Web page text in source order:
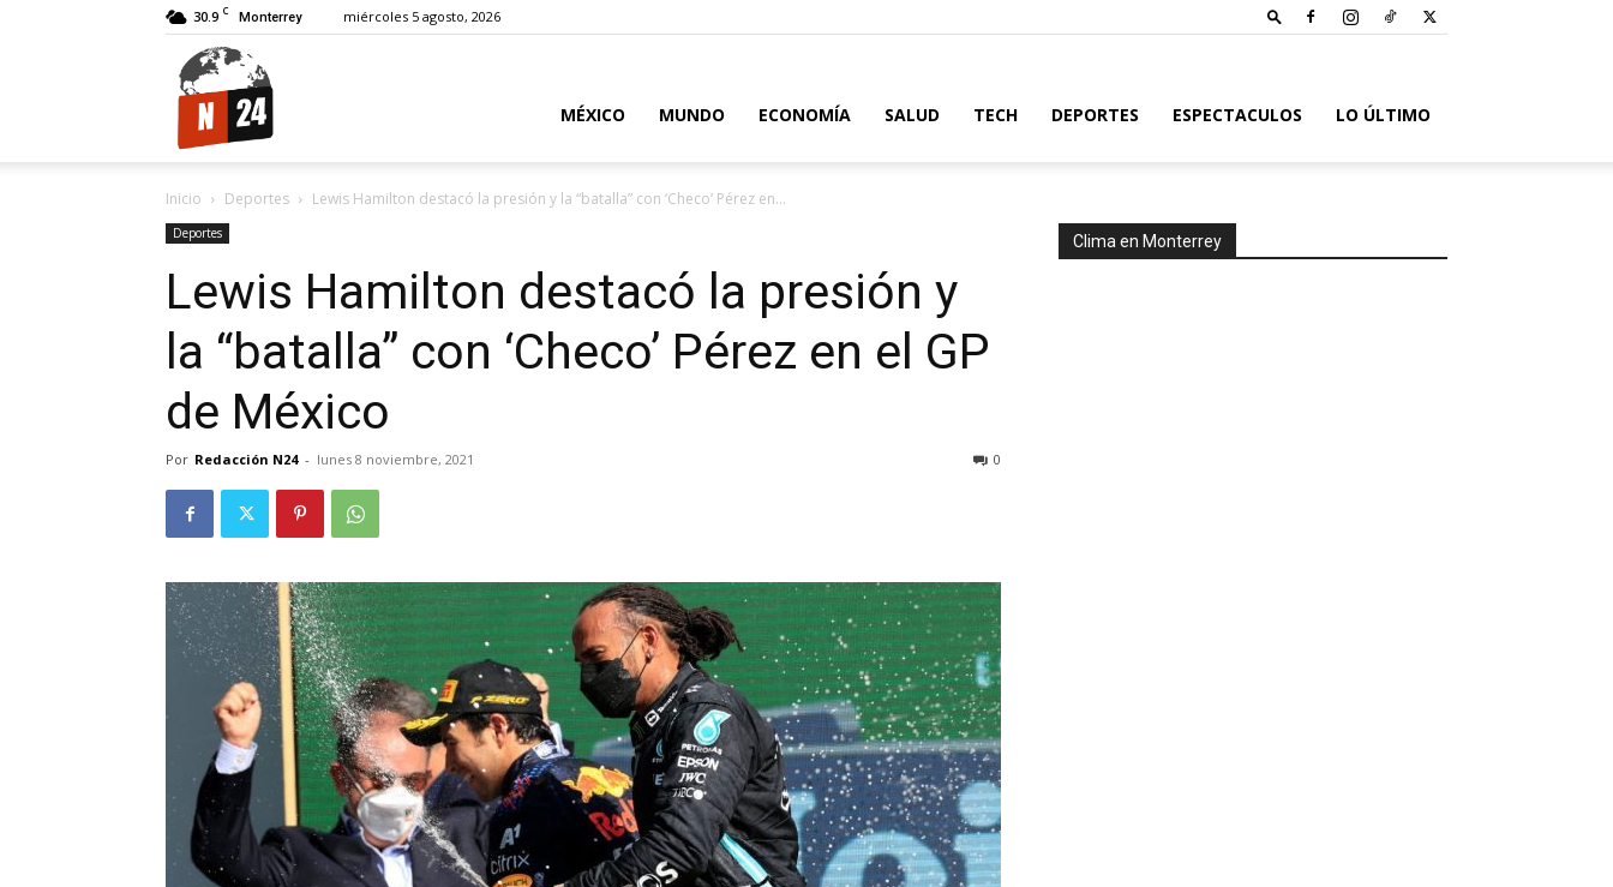
30.9 C Monterrey miércoles 5 agosto, 2026
MÉXICO MUNDO ECONOMÍA SALUD TECH DEPORTES ESPECTACULOS LO ÚLTIMO
Inicio Deportes Lewis Hamilton destacó la presión y la “batalla” con ‘Checo’ Pérez en...
Deportes
Lewis Hamilton destacó la presión y
la “batalla” con ‘Checo’ Pérez en el GP
de México
Por Redacción N24 - lunes 8 noviembre, 2021 0
Clima en Monterrey